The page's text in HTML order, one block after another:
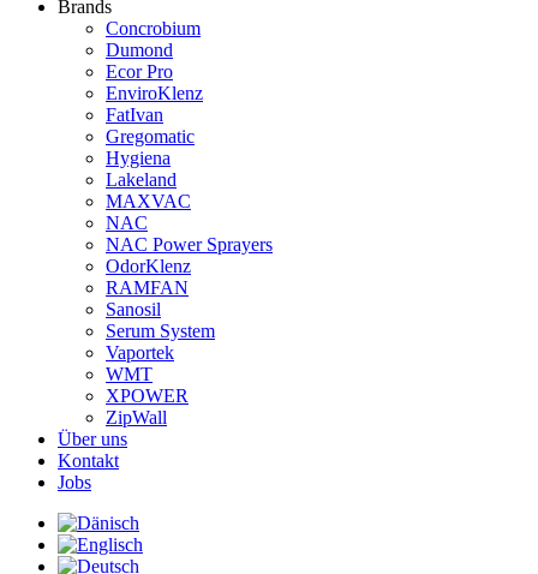
Brands
Concrobium
Dumond
Ecor Pro
EnviroKlenz
FatIvan
Gregomatic
Hygiena
Lakeland
MAXVAC
NAC
NAC Power Sprayers
OdorKlenz
RAMFAN
Sanosil
Serum System
Vaportek
WMT
XPOWER
ZipWall
Über uns
Kontakt
Jobs